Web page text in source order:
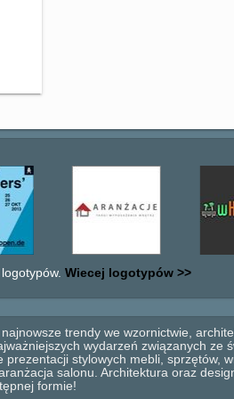
Wiecej logotypów >>
trendy we wzornictwie,
wydarzeń związanych ze
stylowych mebli, sprzętów,
salonu. Architektura oraz
formie!